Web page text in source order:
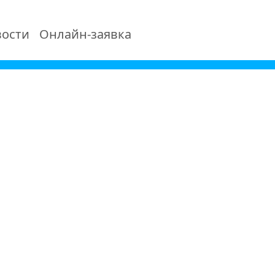
Онлайн-заявка